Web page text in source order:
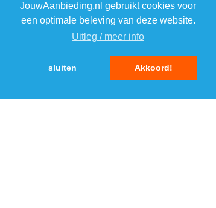
JouwAanbieding.nl gebruikt cookies voor
een optimale beleving van deze website.
Uitleg / meer info
sluiten Akkoord!